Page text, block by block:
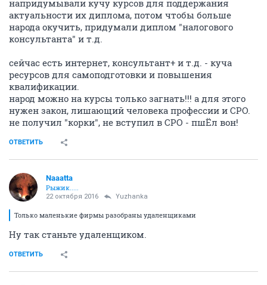
напридумывали кучу курсов для поддержания
актуальности их диплома, потом чтобы больше
народа окучить, придумали диплом "налогового
консультанта" и т.д.
сейчас есть интернет, консультант+ и т.д. - куча
ресурсов для самоподготовки и повышения
квалификации.
народ можно на курсы только загнать!!! а для этого
нужен закон, лишающий человека профессии и СРО.
не получил "корки", не вступил в СРО - пшЁл вон!
ОТВЕТИТЬ
Naaatta
Рыжик.....
22 октября 2016 Yuzhanka
Только маленькие фирмы разобраны удаленщиками
Ну так станьте удаленщиком.
ОТВЕТИТЬ